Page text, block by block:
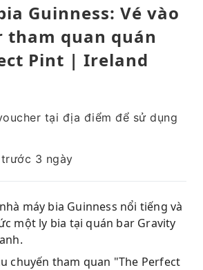
Guinness: Vé vào
tham quan quán
Pint | Ireland
tại địa điểm để sử dụng
3 ngày
máy bia Guinness nổi tiếng và
một ly bia tại quán bar Gravity
chuyến tham quan "The Perfect